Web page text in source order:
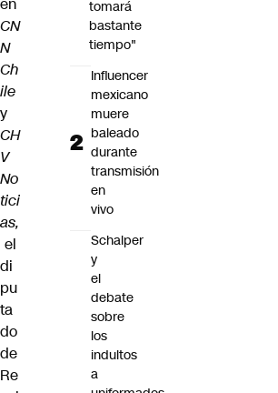
CN
N
Ch
ile
y
CH
V
No
tici
as,
el
di
pu
ta
do
de
Re
tomará
bastante
tiempo"
Influencer
mexicano
muere
baleado
durante
transmisión
en
vivo
Schalper
y
el
debate
sobre
los
indultos
a